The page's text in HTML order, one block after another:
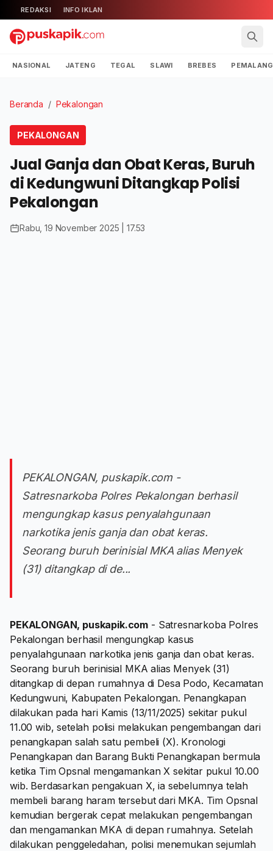
REDAKSI INFO IKLAN
NASIONAL JATENG TEGAL SLAWI BREBES PEMALANG
Beranda / Pekalongan
PEKALONGAN
Jual Ganja dan Obat Keras, Buruh
di Kedungwuni Ditangkap Polisi
Pekalongan
Rabu, 19 November 2025 | 17.53
PEKALONGAN, puskapik.com -
Satresnarkoba Polres Pekalongan berhasil
mengungkap kasus penyalahgunaan
narkotika jenis ganja dan obat keras.
Seorang buruh berinisial MKA alias Menyek
(31) ditangkap di de...
PEKALONGAN, puskapik.com - Satresnarkoba Polres
Pekalongan berhasil mengungkap kasus
penyalahgunaan narkotika jenis ganja dan obat keras.
Seorang buruh berinisial MKA alias Menyek (31)
ditangkap di depan rumahnya di Desa Podo, Kecamatan
Kedungwuni, Kabupaten Pekalongan. Penangkapan
dilakukan pada hari Kamis (13/11/2025) sekitar pukul
11.00 wib, setelah polisi melakukan pengembangan dari
penangkapan salah satu pembeli (X). Kronologi
Penangkapan dan Barang Bukti Penangkapan bermula
ketika Tim Opsnal mengamankan X sekitar pukul 10.00
wib. Berdasarkan pengakuan X, ia sebelumnya telah
membeli barang haram tersebut dari MKA. Tim Opsnal
kemudian bergerak cepat melakukan pengembangan
dan mengamankan MKA di depan rumahnya. Setelah
dilakukan penggeledahan, polisi menemukan sejumlah